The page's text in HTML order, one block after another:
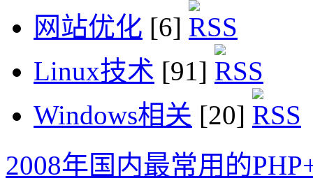
网站优化 [6]
Linux技术 [91]
Windows相关 [20]
2008年国内最常用的